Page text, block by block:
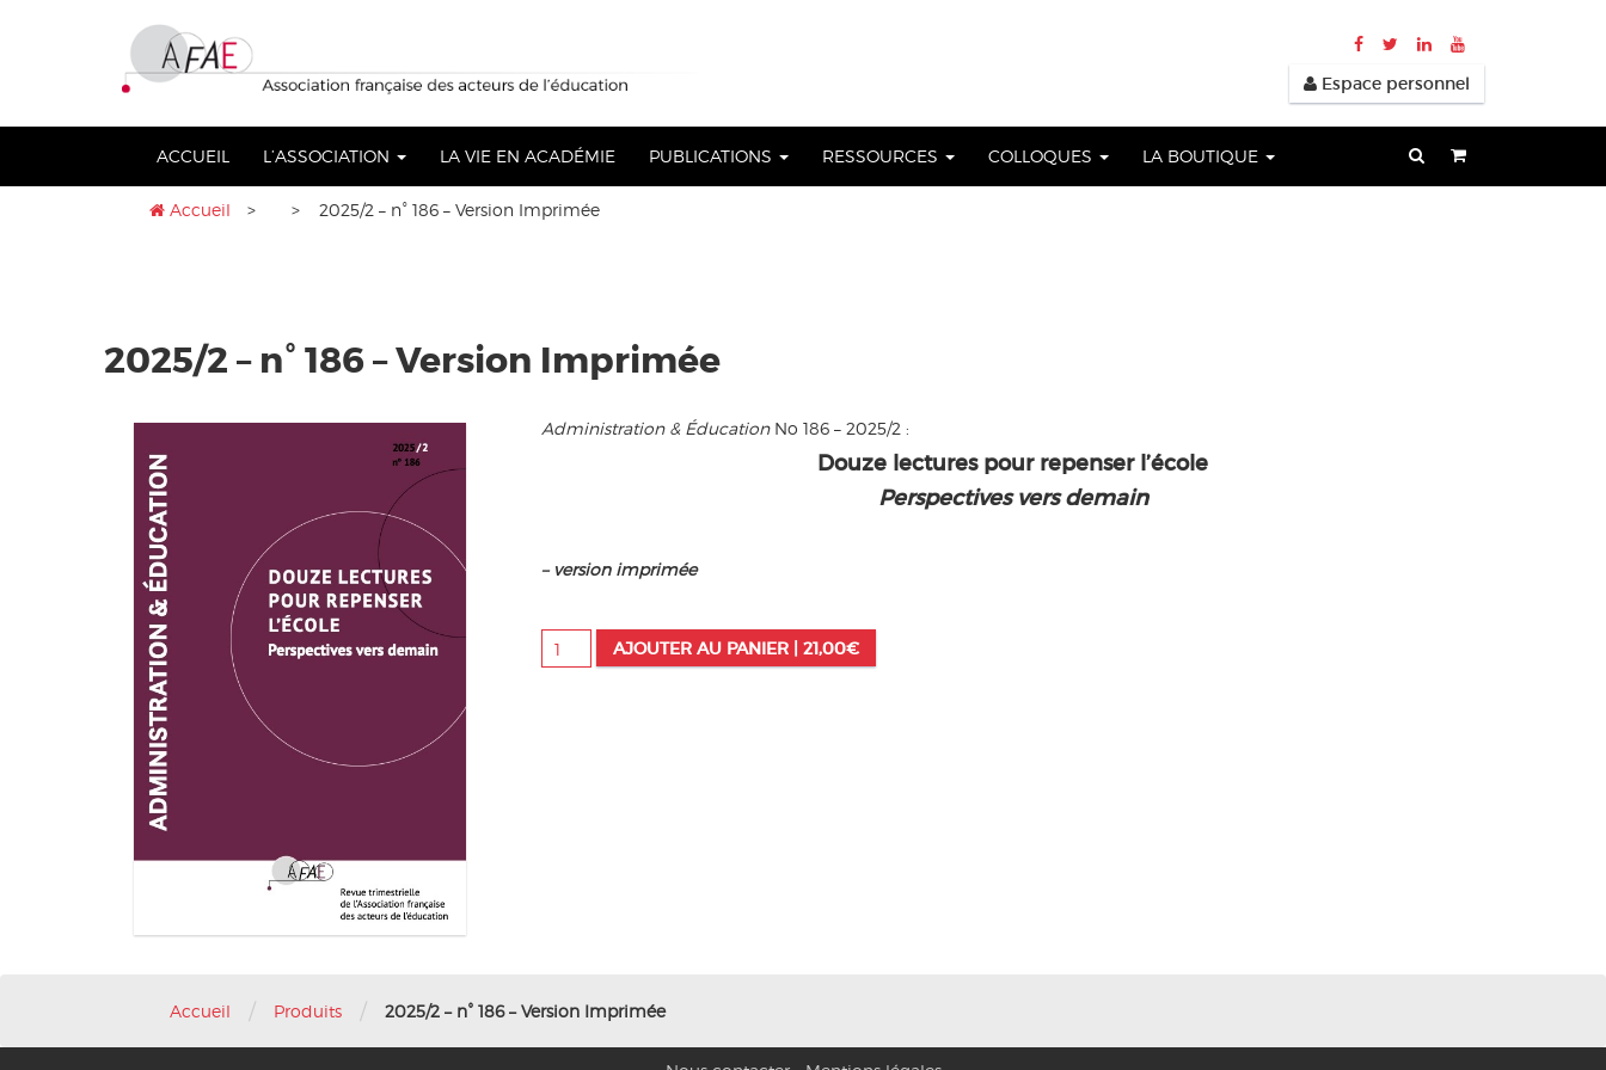
Espace personnel
ACCUEIL L’ASSOCIATION LA VIE EN ACADÉMIE PUBLICATIONS RESSOURCES COLLOQUES LA BOUTIQUE
Accueil > > 2025/2 – n° 186 – Version Imprimée
2025/2 – n° 186 – Version Imprimée
Administration & ÉducationNo 186 – 2025/2 :
Douze lectures pour repenser l’école
Perspectives vers demain
– version imprimée
quantité
de
AJOUTER AU PANIER | 21,00€
Accueil / Produits / 2025/2 – n° 186 – Version Imprimée